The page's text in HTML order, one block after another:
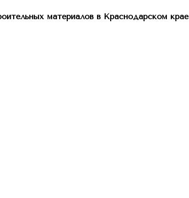
материалов в Краснодарском крае